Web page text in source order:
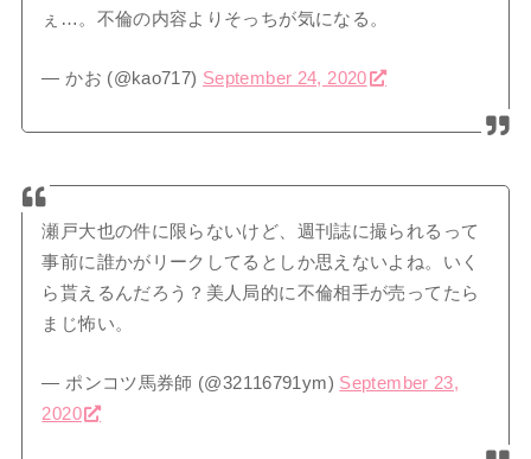
ぇ…。不倫の内容よりそっちが気になる。
— かお (@kao717) September 24, 2020
瀬戸大也の件に限らないけど、週刊誌に撮られるって
事前に誰かがリークしてるとしか思えないよね。いく
ら貰えるんだろう？美人局的に不倫相手が売ってたら
まじ怖い。
— ポンコツ馬券師 (@32116791ym) September 23,
2020